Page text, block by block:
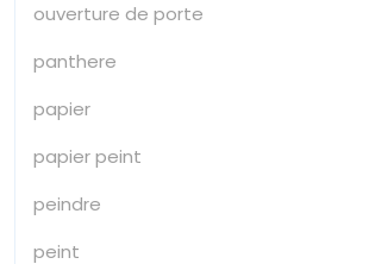
ouverture de porte
panthere
papier
papier peint
peindre
peint